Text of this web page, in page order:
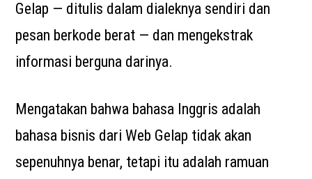
Gelap — ditulis dalam dialeknya sendiri dan
pesan berkode berat — dan mengekstrak
informasi berguna darinya.
Mengatakan bahwa bahasa Inggris adalah
bahasa bisnis dari Web Gelap tidak akan
sepenuhnya benar, tetapi itu adalah ramuan